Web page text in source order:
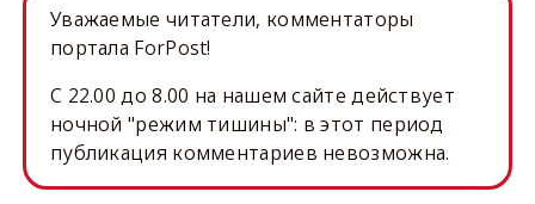
Уважаемые читатели, комментаторы
портала ForPost!
C 22.00 до 8.00 на нашем сайте действует
ночной "режим тишины": в этот период
публикация комментариев невозможна.